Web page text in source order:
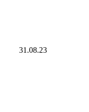
31.08.23